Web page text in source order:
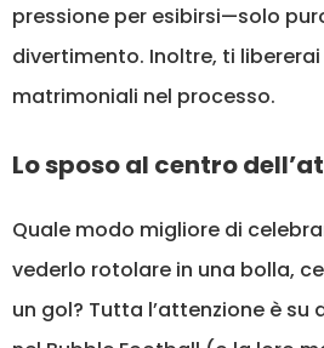
pressione per esibirsi—solo
divertimento. Inoltre, ti
matrimoniali nel processo.
Lo sposo al centro
Quale modo migliore di
vederlo rotolare in una bolla,
un gol? Tutta l’attenzione è su